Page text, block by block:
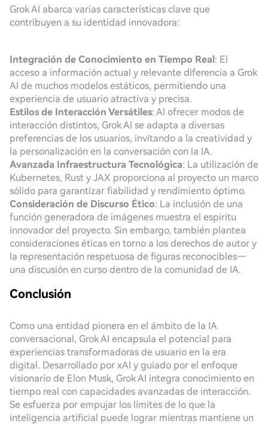
Grok AI abarca varias características clave que
contribuyen a su identidad innovadora:
Integración de Conocimiento en Tiempo Real: El
acceso a información actual y relevante diferencia a Grok
AI de muchos modelos estáticos, permitiendo una
experiencia de usuario atractiva y precisa.
Estilos de Interacción Versátiles: Al ofrecer modos de
interacción distintos, Grok AI se adapta a diversas
preferencias de los usuarios, invitando a la creatividad y
la personalización en la conversación con la IA.
Avanzada Infraestructura Tecnológica: La utilización de
Kubernetes, Rust y JAX proporciona al proyecto un marco
sólido para garantizar fiabilidad y rendimiento óptimo.
Consideración de Discurso Ético: La inclusión de una
función generadora de imágenes muestra el espíritu
innovador del proyecto. Sin embargo, también plantea
consideraciones éticas en torno a los derechos de autor y
la representación respetuosa de figuras reconocibles—
una discusión en curso dentro de la comunidad de IA.
Conclusión
Como una entidad pionera en el ámbito de la IA
conversacional, Grok AI encapsula el potencial para
experiencias transformadoras de usuario en la era
digital. Desarrollado por xAI y guiado por el enfoque
visionario de Elon Musk, Grok AI integra conocimiento en
tiempo real con capacidades avanzadas de interacción.
Se esfuerza por empujar los límites de lo que la
inteligencia artificial puede lograr mientras mantiene un